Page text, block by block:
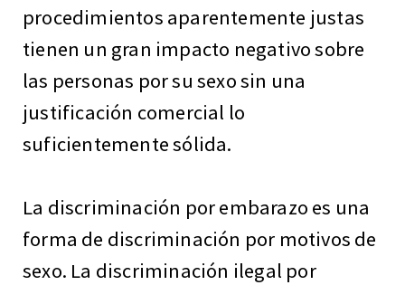
procedimientos aparentemente justas
tienen un gran impacto negativo sobre
las personas por su sexo sin una
justificación comercial lo
suficientemente sólida.
La discriminación por embarazo es una
forma de discriminación por motivos de
sexo. La discriminación ilegal por